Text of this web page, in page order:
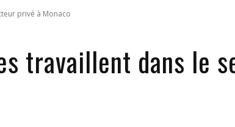
privé à Monaco
travaillent dans le